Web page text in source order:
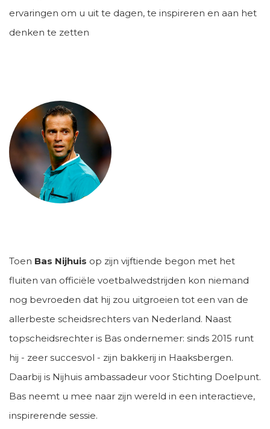
ervaringen om u uit te dagen, te inspireren en aan het
denken te zetten
Toen Bas Nijhuis op zijn vijftiende begon met het
fluiten van officiële voetbalwedstrijden kon niemand
nog bevroeden dat hij zou uitgroeien tot een van de
allerbeste scheidsrechters van Nederland. Naast
topscheidsrechter is Bas ondernemer: sinds 2015 runt
hij - zeer succesvol - zijn bakkerij in Haaksbergen.
Daarbij is Nijhuis ambassadeur voor Stichting Doelpunt.
Bas neemt u mee naar zijn wereld in een interactieve,
inspirerende sessie.